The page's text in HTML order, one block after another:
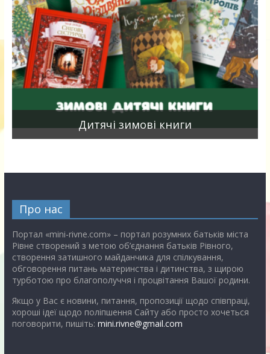
Дитячі зимові книги
Про нас
Портал «mini-rivne.com» – портал розумних батьків міста
Рівне створений з метою об’єднання батьків Рівного,
створення затишного майданчика для спілкування,
обговорення питань материнства і дитинства, з щирою
турботою про благополуччя і процвітання Вашої родини.
Якщо у Вас є новини, питання, пропозиції щодо співпраці,
хороші ідеї щодо поліпшення Сайту або просто хочеться
поговорити, пишіть: mini.rivne@gmail.com